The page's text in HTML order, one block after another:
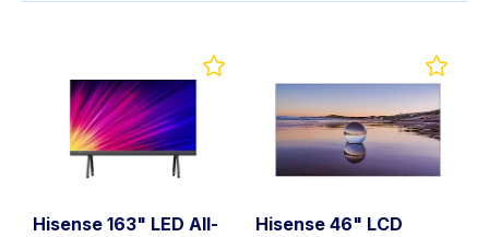
Hisense 163" LED All-
Hisense 46" LCD